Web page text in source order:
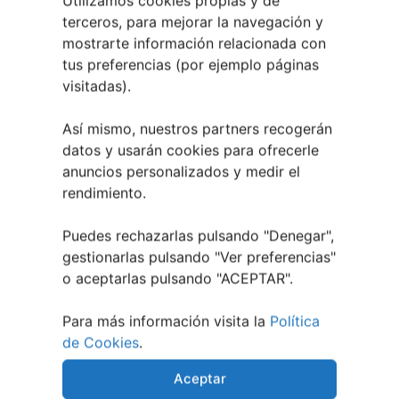
terceros, para mejorar la navegación y
mostrarte información relacionada con
tus preferencias (por ejemplo páginas
visitadas).
Así mismo, nuestros partners recogerán
datos y usarán cookies para ofrecerle
anuncios personalizados y medir el
rendimiento.
Puedes rechazarlas pulsando "Denegar",
gestionarlas pulsando "Ver preferencias"
o aceptarlas pulsando "ACEPTAR".
Para más información visita la Política
de Cookies.
Aceptar
28 julio, 2026
Noticias de Ourenseplan
Festival Noites Teatrais de Vilamarín 2026
Verano Cultural de Seixalbo 2026 31 mayo,
2026
A bailar! | Espectáculo en Baños de Molga
mayo, 2026
Así serán las Fiestas de la Peregrina 2026
agosto, 2026
de Pontevedra reunirá a grandes músicos del 3
al 7 de agosto
Vilaboa | Verano Cultural 2026 2 julio, 2026